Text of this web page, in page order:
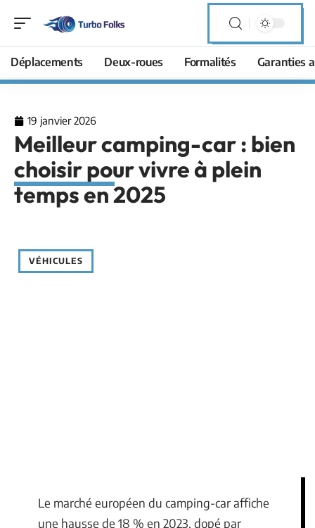
Déplacements Deux-roues Formalités Garanties
19 janvier 2026
Meilleur camping-car : bien
choisir pour vivre à plein
temps en 2025
VÉHICULES
Le marché européen du camping-car affiche
une hausse de 18 % en 2023, dopé par